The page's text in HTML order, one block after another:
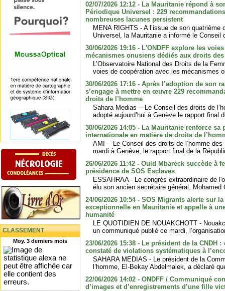
CLASSEMENT
Moy. 3 derniers mois
02/07/2026 12:12 - La Mauritanie répond à
Périodique Universel : 229
nombreuses lacunes persistent
MENA RIGHTS - A l’issue de son quatrième
Universel, la Mauritanie a informé le Conseil
30/06/2026 19:16 - L'ONDFF explore les
mécanismes onusiens dédiés aux droits
L’Observatoire National des Droits de la
voies de coopération avec les mécanismes
30/06/2026 17:16 - Après l’adoption de son
s’engage à mettre en œuvre 229
droits de l’homme
Sahara Medias -- Le Conseil des droits de
adopté aujourd’hui à Genève le rapport final
30/06/2026 14:05 - La Mauritanie renforce
internationale en matière de droits de
AMI -- Le Conseil des droits de l’homme
mardi à Genève, le rapport final de la
26/06/2026 11:42 - Ould Mbareck succède à
présidence de SOS Esclaves
ESSAHRAA - Le congrès extraordinaire de
élu son ancien secrétaire général, Mohamed
24/06/2026 10:54 - SOS Migrants alerte sur
exceptionnelle en Mauritanie et appelle à
humanité
LE QUOTIDIEN DE NOUAKCHOTT -
un communiqué publié ce mardi,
23/06/2026 15:38 - Le président de la CNDH :
constaté de violations systématiques à
SAHARA MEDIAS - Le président de la
l’homme, El-Bekay Abdelmalek, a déclaré
22/06/2026 14:02 - ONDFF / Communiqué
d’images et d’enregistrements d’une fille